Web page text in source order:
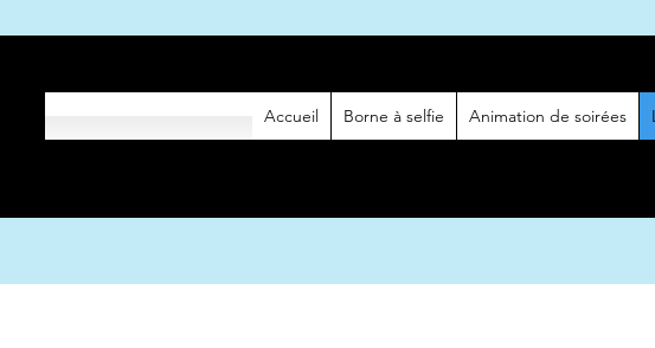
Accueil Borne à selfie Animation de soirées